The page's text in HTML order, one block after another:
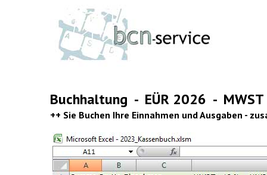
Buchhaltung - EÜR 2026 -
++ Sie Buchen Ihre Einnahmen und Ausgaben -